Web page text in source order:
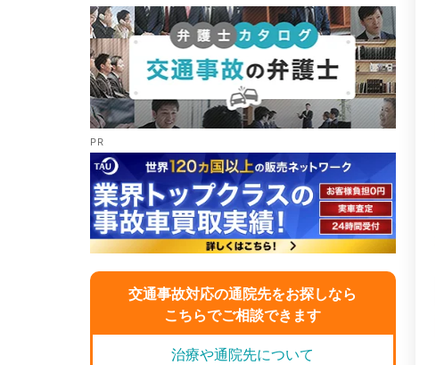
交通事故対応の通院先をお探しなら
こちらでご相談できます
治療や通院先について